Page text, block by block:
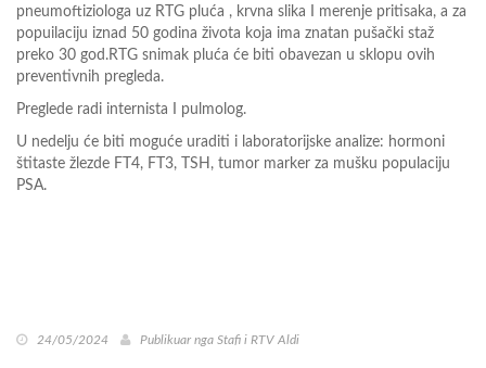
pneumoftiziologa uz RTG pluća , krvna slika I merenje pritisaka, a za
popuilaciju iznad 50 godina života koja ima znatan pušački staž
preko 30 god.RTG snimak pluća će biti obavezan u sklopu ovih
preventivnih pregleda.
Preglede radi internista I pulmolog.
U nedelju će biti moguće uraditi i laboratorijske analize: hormoni
štitaste žlezde FT4, FT3, TSH, tumor marker za mušku populaciju
PSA.
24/05/2024 Publikuar nga Stafi i RTV Aldi